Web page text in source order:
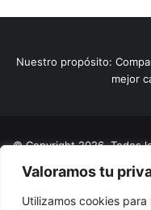
Valoramos tu
Utilizamos cookies
Nuestro propósito:
mejor
© Copyright 2026, Todos
SAS
Home
Actualidad